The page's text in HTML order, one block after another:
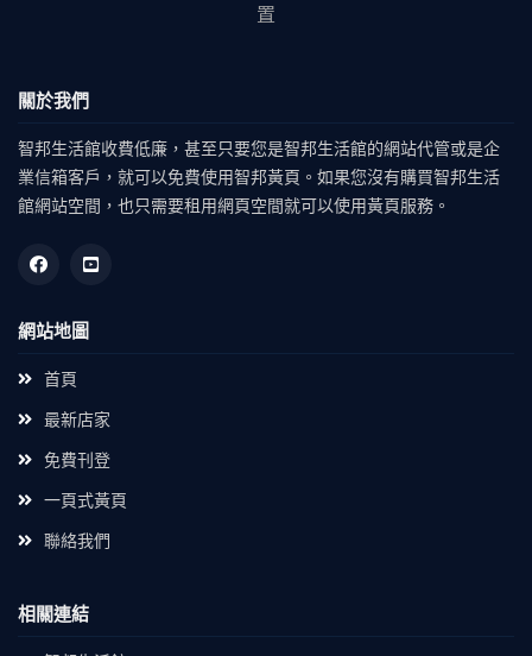
置
關於我們
智邦生活館收費低廉，甚至只要您是智邦生活館的網站代管或是企
業信箱客戶，就可以免費使用智邦黃頁。如果您沒有購買智邦生活
館網站空間，也只需要租用網頁空間就可以使用黃頁服務。
網站地圖
首頁
最新店家
免費刊登
一頁式黃頁
聯絡我們
相關連結